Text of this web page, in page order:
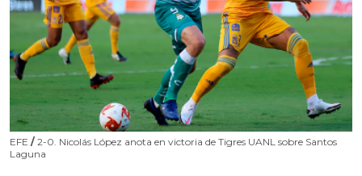
EFE / 2-0. Nicolás López anota en victoria de Tigres UANL sobre Santos
Laguna